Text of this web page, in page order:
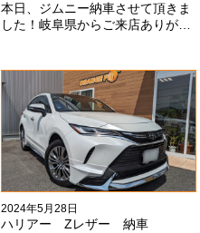
本日、ジムニー納車させて頂きま
した！岐阜県からご来店ありがと
ープンカントリー、ホイールと、
可愛い仕様になりました！これか
らもよろしくお願いします
#x1f647;#x200d;#x2640;#xfe0f;
2024年5月28日
ハリアー Zレザー 納車